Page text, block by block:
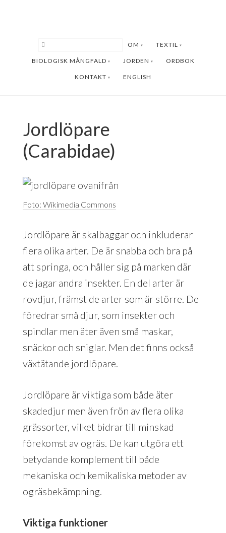
huvudinnehåll
OM TEXTIL
BIOLOGISK MÅNGFALD JORDEN ORDBOK
KONTAKT ENGLISH
Jordlöpare
(Carabidae)
Foto: Wikimedia Commons
Jordlöpare är skalbaggar och inkluderar
flera olika arter. De är snabba och bra på
att springa, och håller sig på marken där
de jagar andra insekter. En del arter är
rovdjur, främst de arter som är större. De
föredrar små djur, som insekter och
spindlar men äter även små maskar,
snäckor och sniglar. Men det finns också
växtätande jordlöpare.
Jordlöpare är viktiga som både äter
skadedjur men även frön av flera olika
grässorter, vilket bidrar till minskad
förekomst av ogräs. De kan utgöra ett
betydande komplement till både
mekaniska och kemikaliska metoder av
ogräsbekämpning.
Viktiga funktioner